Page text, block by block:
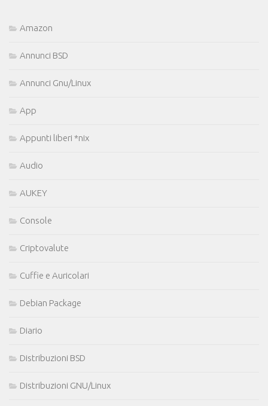
Amazon
Annunci BSD
Annunci Gnu/Linux
App
Appunti liberi *nix
Audio
AUKEY
Console
Criptovalute
Cuffie e Auricolari
Debian Package
Diario
Distribuzioni BSD
Distribuzioni GNU/Linux